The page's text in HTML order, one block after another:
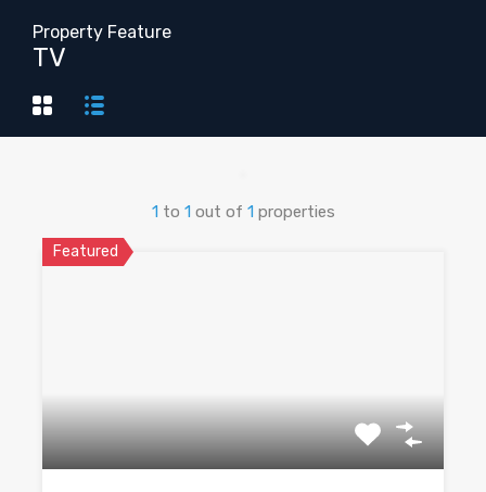
Property Feature
TV
1 to 1 out of 1 properties
Featured